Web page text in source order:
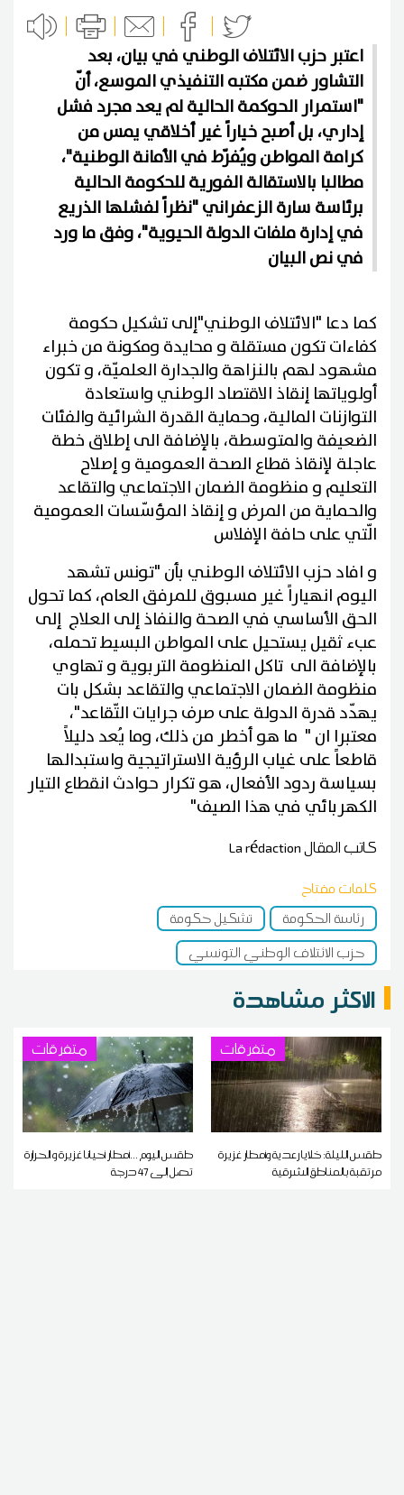
اعتبر حزب الائتلاف الوطني في بيان، بعد
التشاور ضمن مكتبه التنفيذي الموسع، أنّ
"استمرار الحوكمة الحالية لم يعد مجرد فشل
إداري، بل أصبح خياراً غير أخلاقي يمس من
كرامة المواطن ويُفرّط في الأمانة الوطنية"،
مطالبا بالاستقالة الفورية للحكومة الحالية
برئاسة سارة الزعفراني "نظراً لفشلها الذريع
في إدارة ملفات الدولة الحيوية"، وفق ما ورد
في نص البيان
كما دعا "الائتلاف الوطني"إلى تشكيل حكومة
كفاءات تكون مستقلة و محايدة ومكونة من خبراء
مشهود لهم بالنزاهة والجدارة العلميّة، و تكون
أولوياتها إنقاذ الاقتصاد الوطني واستعادة
التوازنات المالية، وحماية القدرة الشرائية والفئات
الضعيفة والمتوسطة، بالإضافة الى إطلاق خطة
عاجلة لإنقاذ قطاع الصحة العمومية و إصلاح
التعليم و منظومة الضمان الاجتماعي والتقاعد
والحماية من المرض و إنقاذ المؤسّسات العمومية
الّتي على حافة الإفلاس
و افاد حزب الائتلاف الوطني بأن "تونس تشهد
اليوم انهياراً غير مسبوق للمرفق العام، كما تحول
الحق الأساسي في الصحة والنفاذ إلى العلاج إلى
عبء ثقيل يستحيل على المواطن البسيط تحمله،
بالإضافة الى تاكل المنظومة التربوية و تهاوي
منظومة الضمان الاجتماعي والتقاعد بشكل بات
يهدّد قدرة الدولة على صرف جرايات التّقاعد"،
معتبرا ان " ما هو أخطر من ذلك، وما يُعد دليلاً
قاطعاً على غياب الرؤية الاستراتيجية واستبدالها
بسياسة ردود الأفعال، هو تكرار حوادث انقطاع التيار
الكهربائي في هذا الصيف"
كاتب المقالLa rédaction
كلمات مفتاح
رئاسة الحكومة
تشكيل حكومة
حزب الائتلاف الوطني التونسي
الاكثر مشاهدة
متفرقات
طقس الليلة: خلايا رعدية وأمطار غزيرة
مرتقبة بالمناطق الشرقية
متفرقات
طقس اليوم ...أمطار أحيانا غزيرة و الحرارة
تصل إلى 47 درجة